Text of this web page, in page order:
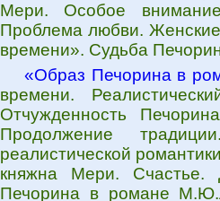
Мери. Особое
Проблема любви.
времени». Судьба
«Образ Печорина в
времени.
Отчужденность
Продолжение
реалистической
княжна Мери. Счастье.
Печорина в романе